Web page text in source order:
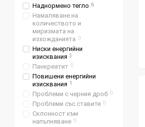
Наднормено тегло 6
Намаляване на
количеството и
миризмата на
изхожданията 0
Ниски енергийни
изисквания 3
Панкреатит 0
Повишени енергийни
изисквания 1
Проблеми с черния дроб 0
Проблеми със ставите 0
Склонност към
напълняване 0